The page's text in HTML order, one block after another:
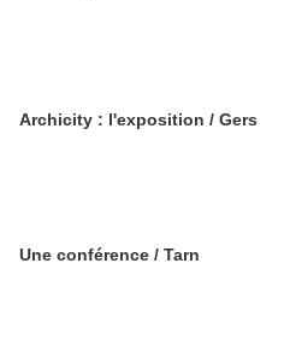
Archicity : l'exposition / Gers
Une conférence / Tarn